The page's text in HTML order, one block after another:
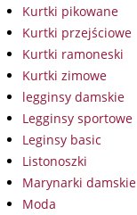
Kurtki pikowane
Kurtki przejściowe
Kurtki ramoneski
Kurtki zimowe
legginsy damskie
Legginsy sportowe
Leginsy basic
Listonoszki
Marynarki damskie
Moda